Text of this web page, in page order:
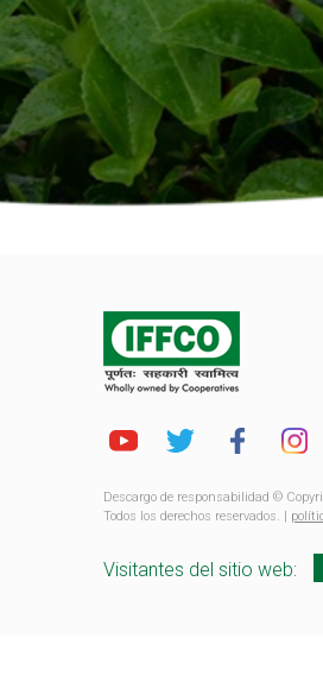
Descargo de responsabilidad ©
Todos los derechos reservados. |
Visitantes del sitio web: